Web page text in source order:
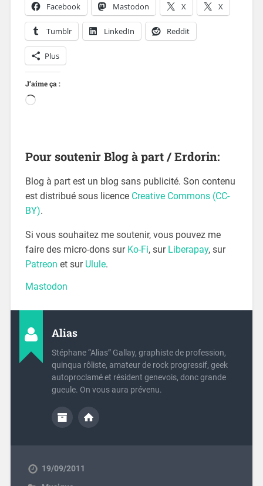
Facebook Mastodon X X
Tumblr LinkedIn Reddit
Plus
J’aime ça :
Pour soutenir Blog à part / Erdorin:
Blog à part est un blog sans publicité. Son contenu
est distribué sous licence Creative Commons (CC-
BY).
Si vous souhaitez me soutenir, vous pouvez me
faire des micro-dons sur Ko-Fi, sur Liberapay, sur
Patreon et sur Ulule.
Mastodon
Alias
Stéphane “Alias” Gallay, graphiste de profession,
quinqua rôliste, amateur de rock progressif, geek
autoproclamé et résident genevois, donc grande
gueule. On vous aura prévenu.
19/09/2011